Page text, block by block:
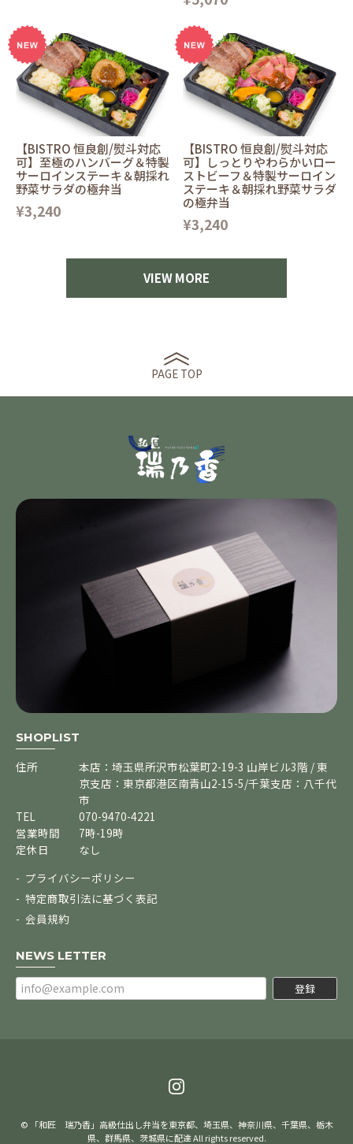
【BISTRO 恒良創/熨斗対応
可】至極のハンバーグ＆特製
サーロインステーキ＆朝採れ
野菜サラダの極弁当
¥3,240
【BISTRO 恒良創/熨斗対応
可】しっとりやわらかいロー
ストビーフ＆特製サーロイン
ステーキ＆朝採れ野菜サラダ
の極弁当
¥3,240
VIEW MORE
PAGE TOP
SHOPLIST
住所
本店：埼玉県所沢市松葉町2-19-3 山岸ビル3階 / 東
京支店：東京都港区南青山2-15-5/千葉支店：八千代
市
TEL
070-9470-4221
営業時間
7時-19時
定休日
なし
プライバシーポリシー
特定商取引法に基づく表記
会員規約
NEWS LETTER
登録
© 「和匠 瑞乃香」高級仕出し弁当を東京都、埼玉県、神奈川県、千葉県、栃木
県、群馬県、茨城県に配達 All rights reserved.